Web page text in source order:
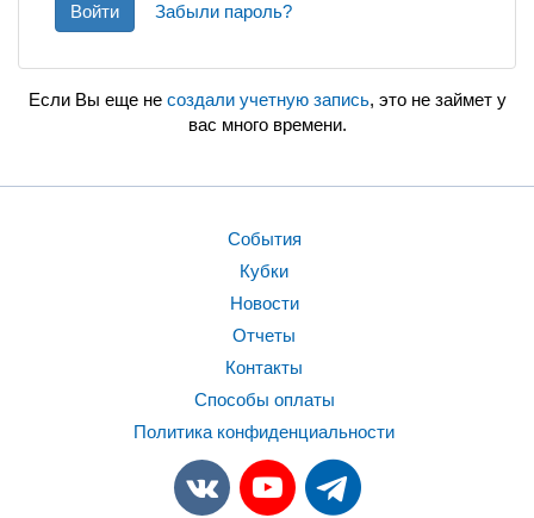
Войти Забыли пароль?
Если Вы еще не создали учетную запись, это не займет у
вас много времени.
События
Кубки
Новости
Отчеты
Контакты
Способы оплаты
Политика конфиденциальности